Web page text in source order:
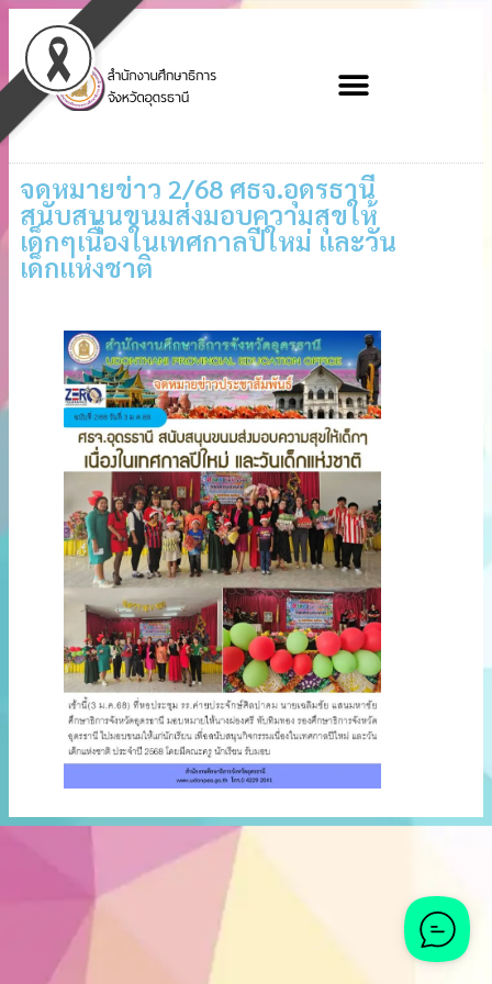
จดหมายข่าว 2/68 ศธจ.อุดรธานี
สนับสนุนขนมส่งมอบความสุขให้
เด็กๆเนื่องในเทศกาลปีใหม่ และวัน
เด็กแห่งชาติ